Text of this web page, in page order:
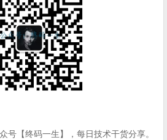
号【终码一生】，每日技术干货分享。